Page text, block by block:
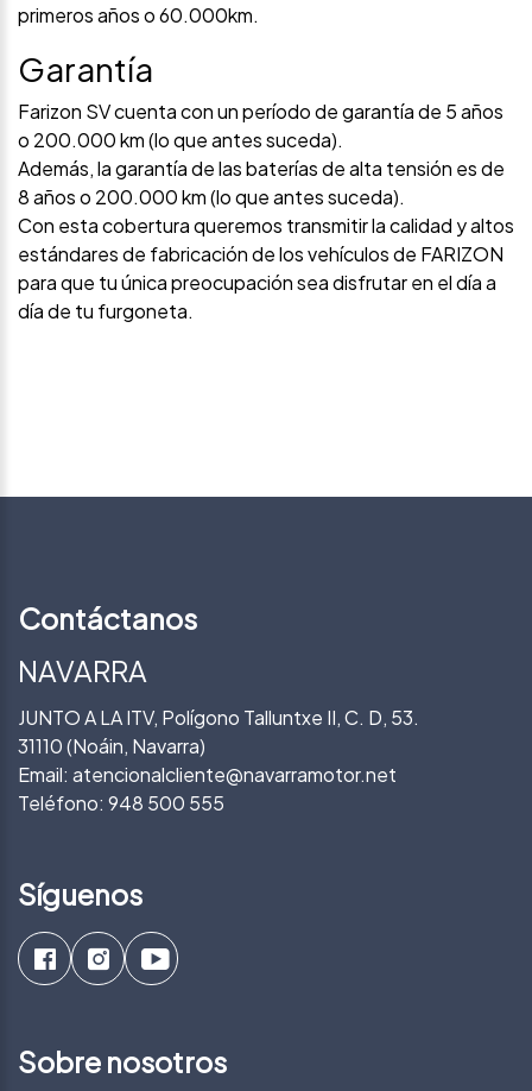
primeros años o 60.000km.
Garantía
Farizon SV cuenta con un período de garantía de 5 años
o 200.000 km (lo que antes suceda).
Además, la garantía de las baterías de alta tensión es de
8 años o 200.000 km (lo que antes suceda).
Con esta cobertura queremos transmitir la calidad y altos
estándares de fabricación de los vehículos de FARIZON
para que tu única preocupación sea disfrutar en el día a
día de tu furgoneta.
Contáctanos
NAVARRA
JUNTO A LA ITV, Polígono Talluntxe II, C. D, 53.
31110 (Noáin, Navarra)
Email: atencionalcliente@navarramotor.net
Teléfono: 948 500 555
Síguenos
Sobre nosotros